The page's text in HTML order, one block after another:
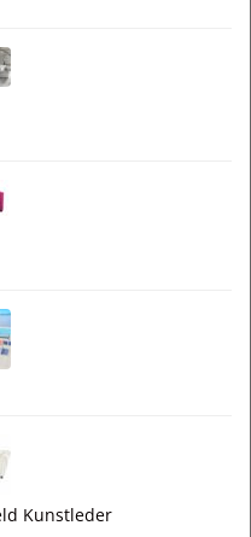
Kunstleder